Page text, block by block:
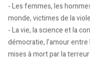
- Les femmes, les
monde, victimes de la
- La vie, la science et la
démocratie, l’amour
mises à mort par la